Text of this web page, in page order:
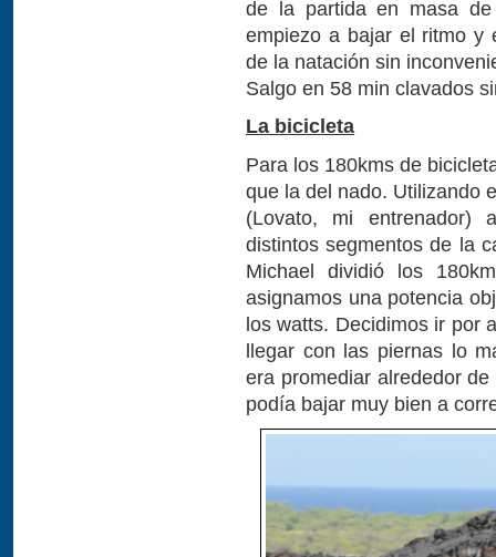
de la partida en masa
empiezo a bajar el ritmo y
de la natación sin
Salgo en 58 min clavados
La bicicleta
Para los 180kms de
que la del nado. Utilizando
(Lovato, mi entrenador)
distintos segmentos de la
Michael dividió los
asignamos una potencia
los watts. Decidimos ir por
llegar con las piernas lo
era promediar alrededor
podía bajar muy bien a